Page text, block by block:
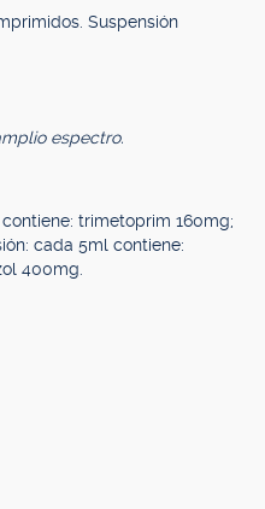
Suspensión
espectro.
trimetoprim 160mg;
cada 5ml contiene:
400mg.